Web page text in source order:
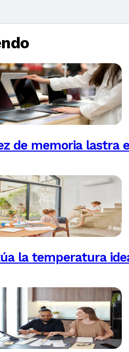
de memoria lastra
la temperatura